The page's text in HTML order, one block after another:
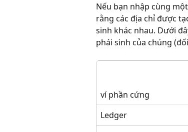
Nếu bạn nhập cùng
rằng các địa chỉ được
sinh khác nhau. Dưới
phái sinh của chúng
ví phần cứng
Ledger